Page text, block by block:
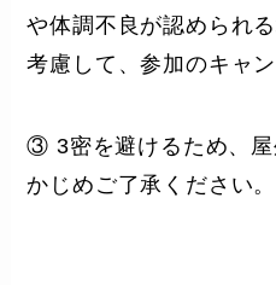
や体調不良が認められ
考慮して、参加のキャ
③ 3密を避けるため、屋
かじめご了承ください。